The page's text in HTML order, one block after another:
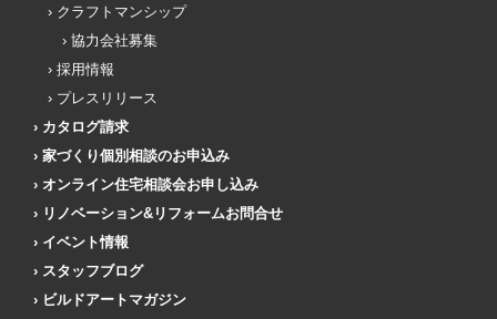
クラフトマンシップ
協力会社募集
採用情報
プレスリリース
カタログ請求
家づくり個別相談のお申込み
オンライン住宅相談会お申し込み
リノベーション&リフォームお問合せ
イベント情報
スタッフブログ
ビルドアートマガジン